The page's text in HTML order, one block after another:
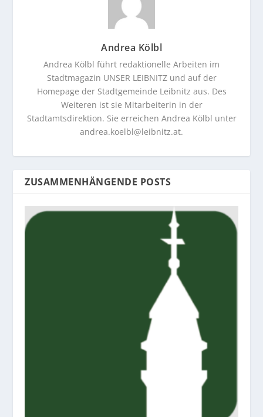
Andrea Kölbl
Andrea Kölbl führt redaktionelle Arbeiten im
Stadtmagazin UNSER LEIBNITZ und auf der
Homepage der Stadtgemeinde Leibnitz aus. Des
Weiteren ist sie Mitarbeiterin in der
Stadtamtsdirektion. Sie erreichen Andrea Kölbl unter
andrea.koelbl@leibnitz.at.
ZUSAMMENHÄNGENDE POSTS